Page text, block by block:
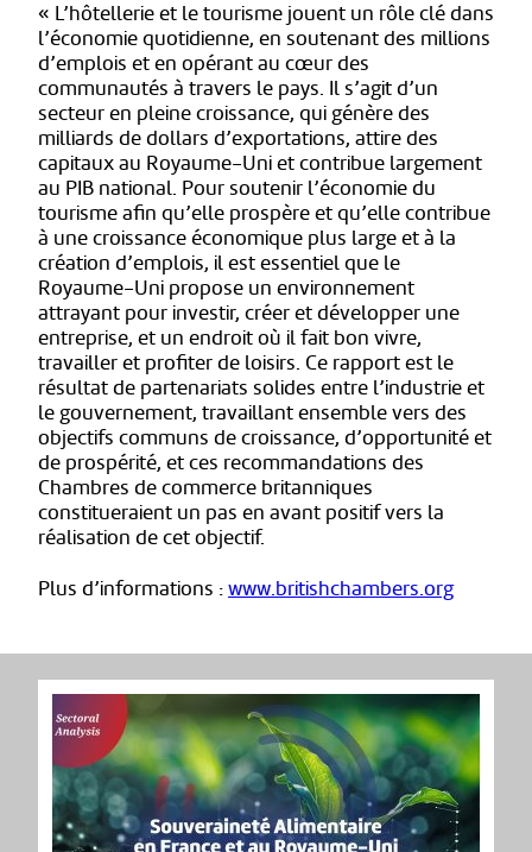
« L’hôtellerie et le tourisme jouent un rôle clé dans
l’économie quotidienne, en soutenant des millions
d’emplois et en opérant au cœur des
communautés à travers le pays. Il s’agit d’un
secteur en pleine croissance, qui génère des
milliards de dollars d’exportations, attire des
capitaux au Royaume-Uni et contribue largement
au PIB national. Pour soutenir l’économie du
tourisme afin qu’elle prospère et qu’elle contribue
à une croissance économique plus large et à la
création d’emplois, il est essentiel que le
Royaume-Uni propose un environnement
attrayant pour investir, créer et développer une
entreprise, et un endroit où il fait bon vivre,
travailler et profiter de loisirs. Ce rapport est le
résultat de partenariats solides entre l’industrie et
le gouvernement, travaillant ensemble vers des
objectifs communs de croissance, d’opportunité et
de prospérité, et ces recommandations des
Chambres de commerce britanniques
constitueraient un pas en avant positif vers la
réalisation de cet objectif.
Plus d’informations :www.britishchambers.org